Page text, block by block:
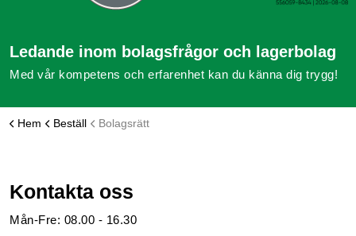
Ledande inom bolagsfrågor och lagerbolag
Med vår kompetens och erfarenhet kan du känna dig trygg!
Hem Beställ Bolagsrätt
Kontakta oss
Mån-Fre: 08.00 - 16.30